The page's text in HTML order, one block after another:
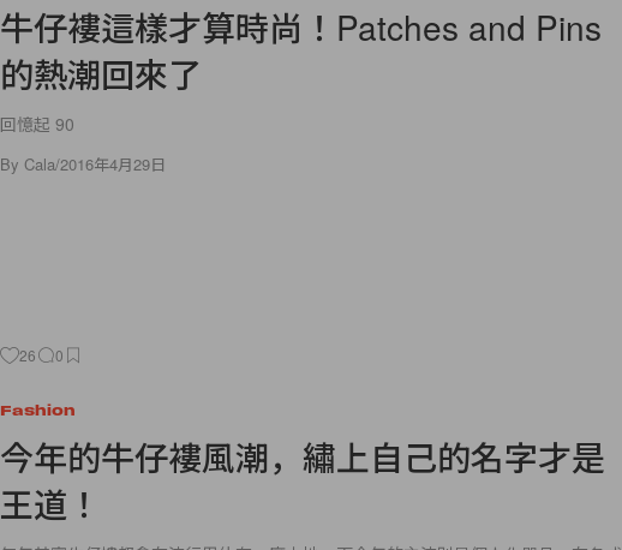
牛仔褸這樣才算時尚！Patches and Pins
的熱潮回來了
回憶起 90
By Cala/2016年4月29日
26 0
Fashion
今年的牛仔褸風潮，繡上自己的名字才是
王道！